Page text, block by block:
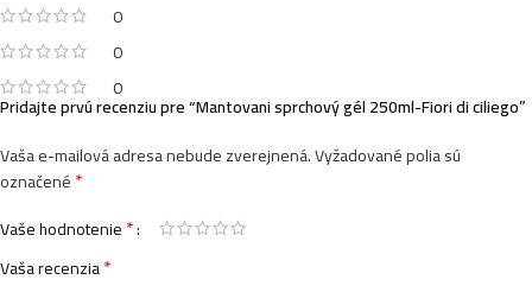
0
0
0
Pridajte prvú recenziu pre “Mantovani sprchový gél 250ml-Fiori di ciliego”
Vaša e-mailová adresa nebude zverejnená.Vyžadované polia sú
označené*
Vaše hodnotenie*
Vaša recenzia*